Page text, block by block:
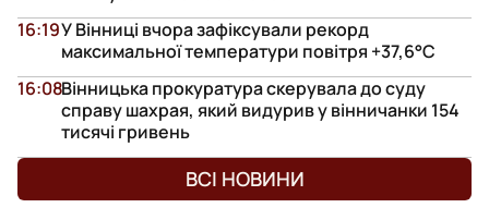
У Вінниці вчора зафіксували рекорд
максимальної температури повітря +37,6°С
16:19
Вінницька прокуратура скерувала до суду
справу шахрая, який видурив у вінничанки 154
тисячі гривень
16:08
ВСІ НОВИНИ